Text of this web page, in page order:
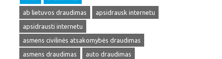
ab lietuvos draudimas
apsidrausk internetu
apsidrausti internetu
asmens civilinės atsakomybės draudimas
asmens draudimas
auto draudimas